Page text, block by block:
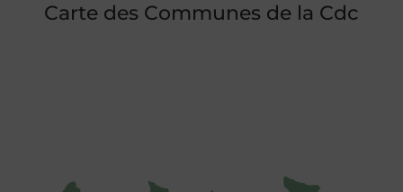
Carte des Communes de la Cdc